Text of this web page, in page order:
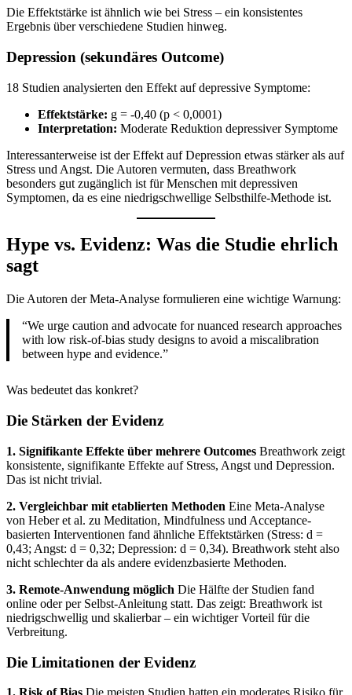
Die Effektstärke ist ähnlich wie bei Stress – ein konsistentes
Ergebnis über verschiedene Studien hinweg.
Depression (sekundäres Outcome)
18 Studien analysierten den Effekt auf depressive Symptome:
Effektstärke: g = -0,40 (p < 0,0001)
Interpretation: Moderate Reduktion depressiver Symptome
Interessanterweise ist der Effekt auf Depression etwas stärker als auf
Stress und Angst. Die Autoren vermuten, dass Breathwork
besonders gut zugänglich ist für Menschen mit depressiven
Symptomen, da es eine niedrigschwellige Selbsthilfe-Methode ist.
Hype vs. Evidenz: Was die Studie ehrlich
sagt
Die Autoren der Meta-Analyse formulieren eine wichtige Warnung:
“We urge caution and advocate for nuanced research approaches
with low risk-of-bias study designs to avoid a miscalibration
between hype and evidence.”
Was bedeutet das konkret?
Die Stärken der Evidenz
1. Signifikante Effekte über mehrere Outcomes Breathwork zeigt
konsistente, signifikante Effekte auf Stress, Angst und Depression.
Das ist nicht trivial.
2. Vergleichbar mit etablierten Methoden Eine Meta-Analyse
von Heber et al. zu Meditation, Mindfulness und Acceptance-
basierten Interventionen fand ähnliche Effektstärken (Stress: d =
0,43; Angst: d = 0,32; Depression: d = 0,34). Breathwork steht also
nicht schlechter da als andere evidenzbasierte Methoden.
3. Remote-Anwendung möglich Die Hälfte der Studien fand
online oder per Selbst-Anleitung statt. Das zeigt: Breathwork ist
niedrigschwellig und skalierbar – ein wichtiger Vorteil für die
Verbreitung.
Die Limitationen der Evidenz